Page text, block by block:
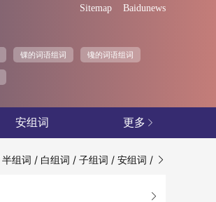
Sitemap Baidunews
锞的词语组词 镵的词语组词
更多 
安组词
半组词 / 白组词 / 子组词 / 安组词 / 
